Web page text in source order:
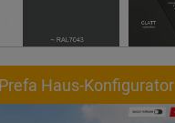
Haus-Konfigurator